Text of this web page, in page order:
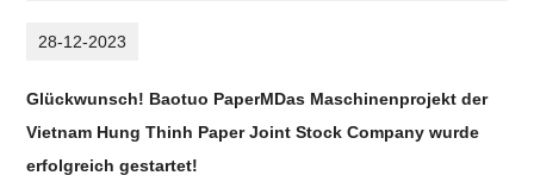
28-12-2023
Glückwunsch! Baotuo PaperMDas Maschinenprojekt der
Vietnam Hung Thinh Paper Joint Stock Company wurde
erfolgreich gestartet!